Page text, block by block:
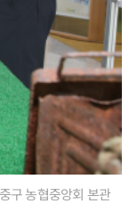
구 농협중앙회 본관